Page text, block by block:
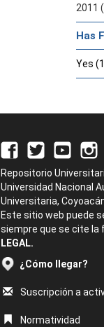
2011
Has
Yes
Repositorio
Universidad Nacional
Universitaria,
Este sitio web puede
siempre que se cite la
LEGAL.
¿Cómo llegar?
Suscripción a
Normatividad